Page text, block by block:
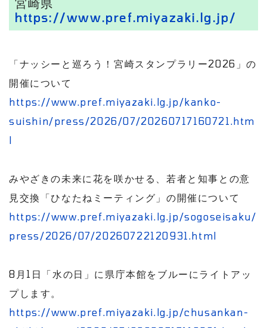
宮崎県
https://www.pref.miyazaki.lg.jp/
「ナッシーと巡ろう！宮崎スタンプラリー2026」の
開催について
https://www.pref.miyazaki.lg.jp/kanko-
suishin/press/2026/07/20260717160721.htm
l
みやざきの未来に花を咲かせる、若者と知事との意
見交換「ひなたねミーティング」の開催について
https://www.pref.miyazaki.lg.jp/sogoseisaku/
press/2026/07/20260722120931.html
8月1日「水の日」に県庁本館をブルーにライトアッ
プします。
https://www.pref.miyazaki.lg.jp/chusankan-